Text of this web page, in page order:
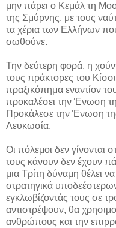
μην πάρει ο Κεμάλ τη
της Σμύρνης, με τους
τα χέρια των Ελλήνων
σωθούνε.
Την δεύτερη φορά, η
τους πράκτορες του
πραξικόπημα εναντίον
προκαλέσει την Ένωση
Προκάλεσε την Ένωση
Λευκωσία.
Οι πόλεμοι δεν γίνονται
τους κάνουν δεν έχουν
μια Τρίτη δύναμη θέλει
στρατηγικά
εγκλωβίζοντάς τους σε
αντιστρέψουν, θα
ανθρώπους και την